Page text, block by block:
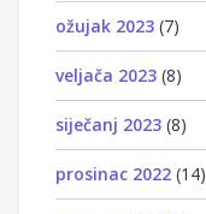
ožujak 2023 (7)
veljača 2023 (8)
siječanj 2023 (8)
prosinac 2022 (14)